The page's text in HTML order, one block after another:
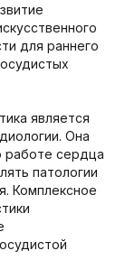
для раннего
является
Она
работе сердца
патологии
Комплексное